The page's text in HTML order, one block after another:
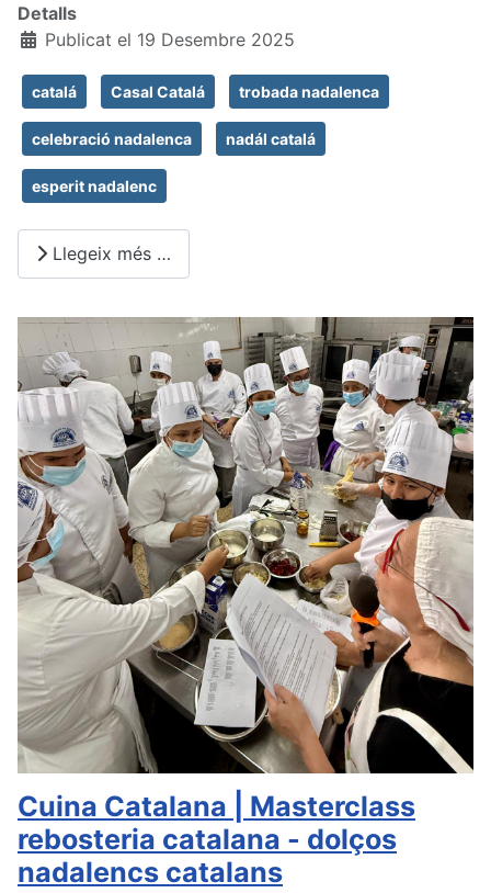
Detalls
Publicat el 19 Desembre 2025
catalá Casal Catalá trobada nadalenca
celebració nadalenca nadál catalá
esperit nadalenc
Llegeix més …
Cuina Catalana | Masterclass
rebosteria catalana - dolços
nadalencs catalans